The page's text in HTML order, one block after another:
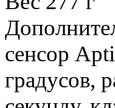
сенсор
градусов,